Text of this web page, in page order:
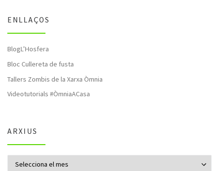
ENLLAÇOS
BlogL’Hosfera
Bloc Cullereta de fusta
Tallers Zombis de la Xarxa Òmnia
Videotutorials #ÒmniaACasa
ARXIUS